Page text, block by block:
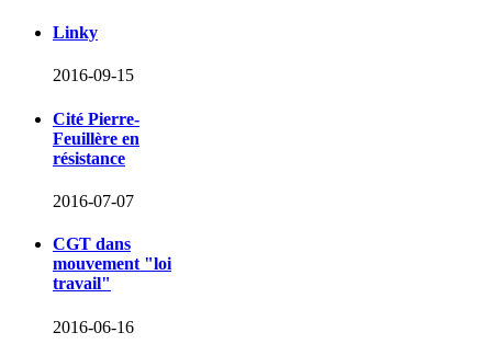
Linky
2016-09-15
Cité Pierre-
Feuillère en
résistance
2016-07-07
CGT dans
mouvement "loi
travail"
2016-06-16